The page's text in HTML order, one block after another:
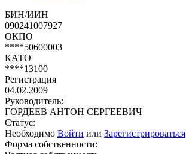
БИН/ИИН
090241007927
ОКПО
****50600003
КАТО
****13100
Регистрация
04.02.2009
Руководитель:
ГОРДЕЕВ АНТОН СЕРГЕЕВИЧ
Статус:
Необходимо Войти или Зарегистрироваться
Форма собственности: